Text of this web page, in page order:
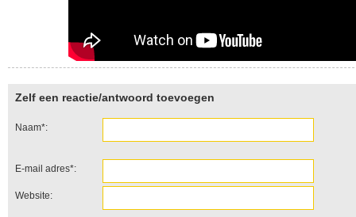
Zelf een reactie/antwoord toevoegen
Naam*:
E-mail adres*:
Website: